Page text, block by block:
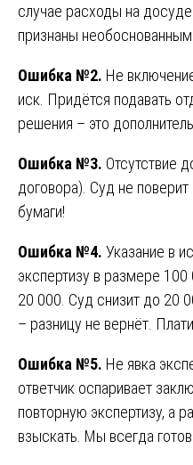
случае расходы на
признаны
Ошибка №2. Не
иск. Придётся подавать
решения – это
Ошибка №3. Отсутствие
договора). Суд не
бумаги!
Ошибка №4. Указание в
экспертизу в размере
20 000. Суд снизит до 20
– разницу не вернёт.
Ошибка №5. Не явка
ответчик оспаривает
повторную экспертизу, а
взыскать. Мы всегда